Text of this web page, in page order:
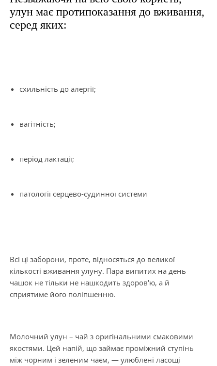
улун має протипоказання до вживання,
серед яких:
схильність до алергії;
вагітність;
період лактації;
патології серцево-судинної системи
Всі ці заборони, проте, відносяться до великої
кількості вживання улуну. Пара випитих на день
чашок не тільки не нашкодить здоров'ю, а й
сприятиме його поліпшенню.
Молочний улун – чай з оригінальними смаковими
якостями. Цей напій, що займає проміжний ступінь
між чорним і зеленим чаєм, — улюблені ласощі